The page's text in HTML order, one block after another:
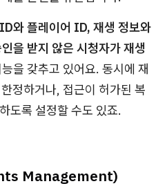
와 플레이어 ID, 재생 정보와
을 받지 않은 시청자가 재생
을 갖추고 있어요. 동시에 재
정하거나, 접근이 허가된 복
도록 설정할 수도 있죠.
Management)